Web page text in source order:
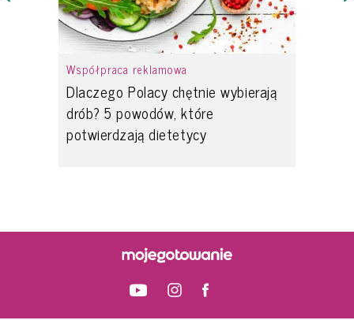
Współpraca reklamowa
Dlaczego Polacy chętnie wybierają
drób? 5 powodów, które
potwierdzają dietetycy